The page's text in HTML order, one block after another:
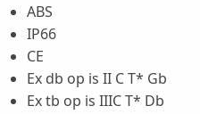
ABS
IP66
CE
Ex db op is II C T* Gb
Ex tb op is IIIC T* Db